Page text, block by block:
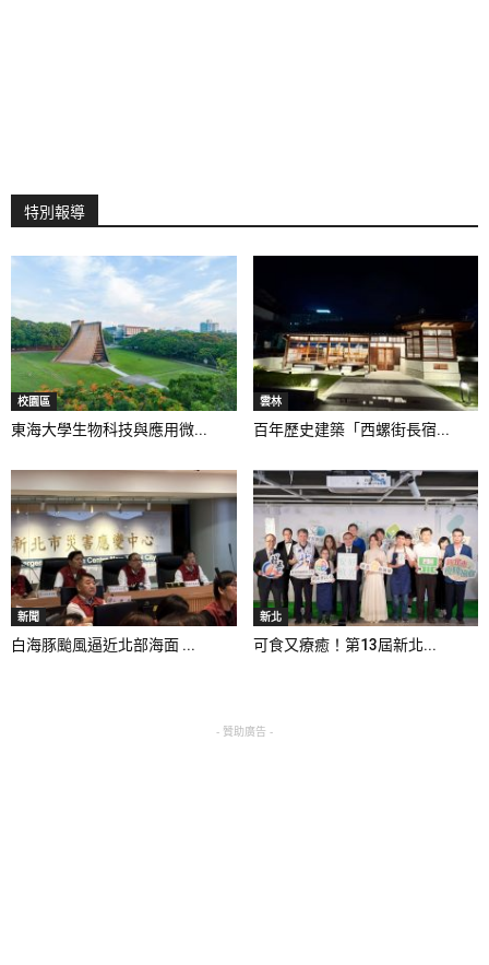
特別報導
校園區
東海大學生物科技與應用微...
雲林
百年歷史建築「西螺街長宿...
新聞
白海豚颱風逼近北部海面 ...
新北
可食又療癒！第13屆新北...
- 贊助廣告 -